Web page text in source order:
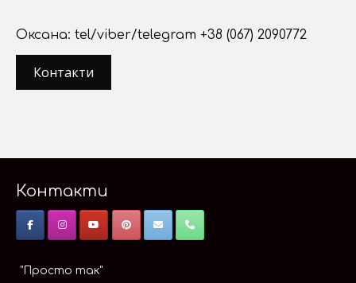
Оксана: tel/viber/telegram +38 (067) 2090772
Контакти
Контакти
"Просто так"